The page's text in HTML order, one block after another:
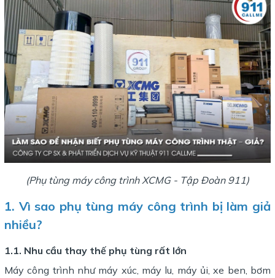
(Phụ tùng máy công trình XCMG - Tập Đoàn 911)
1. Vì sao phụ tùng máy công trình bị làm giả
nhiều?
1.1. Nhu cầu thay thế phụ tùng rất lớn
Máy công trình như máy xúc, máy lu, máy ủi, xe ben, bơm